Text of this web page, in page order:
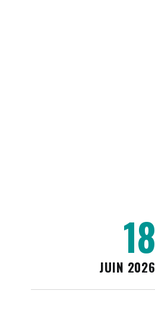
18
JUIN 2026